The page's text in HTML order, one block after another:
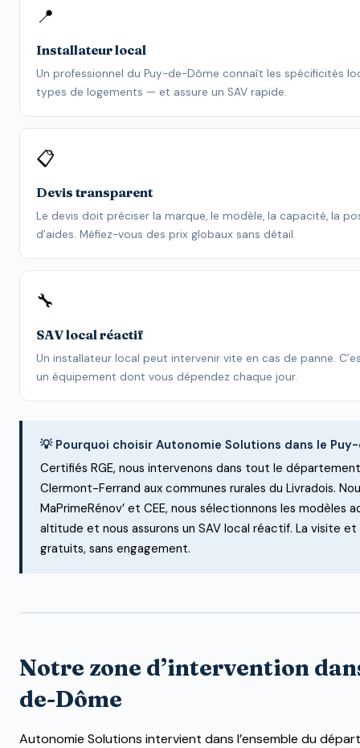
📍
Installateur local
Un professionnel du Puy-de-Dôme connaît les spécificités
types de logements — et assure un SAV rapide.
📋
Devis transparent
Le devis doit préciser la marque, le modèle, la capacité, la
d’aides. Méfiez-vous des prix globaux sans détail.
🔧
SAV local réactif
Un installateur local peut intervenir vite en cas de panne.
un équipement dont vous dépendez chaque jour.
💡 Pourquoi choisir Autonomie Solutions dans le
Certifiés RGE, nous intervenons dans tout le
Clermont-Ferrand aux communes rurales du Livradois.
MaPrimeRénov’ et CEE, nous sélectionnons les modèles
altitude et nous assurons un SAV local réactif. La visite
gratuits, sans engagement.
Notre zone d’intervention
de-Dôme
Autonomie Solutions intervient dans l’ensemble du